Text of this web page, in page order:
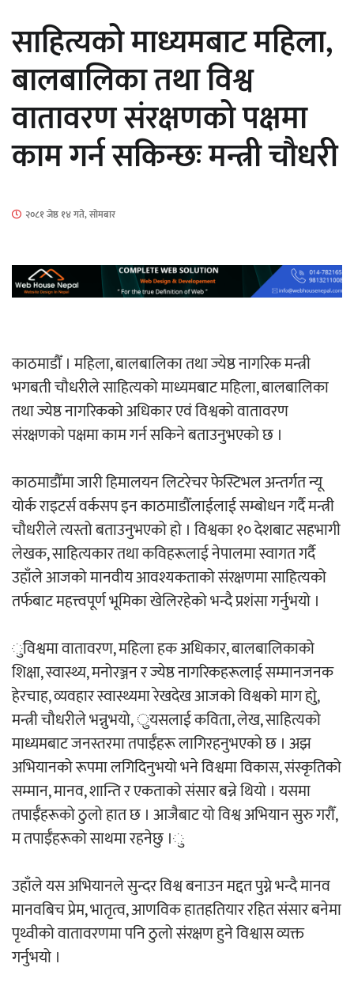
सार्वजनिक
माताकाे नाममा गलत गतिविधि गर्ने थापा प्रहरी
नियन्त्रणमा
‘ईयुमा डट कम’ले बुधबारदेखि आफ्नो
औपचारिक सेवा सञ्चालनमा
हलमा छैन ‘गौँथली’को टिकट
अर्जुन चन्द्रको ‘संवेदनाका प्रतिध्वनि’
मुक्तकसङ्ग्रह लोकार्पण
‘दुर्गा’ निर्माण गर्दै सम्राट
साहित्यको माध्यमबाट महिला,
बालबालिका तथा विश्व
वातावरण संरक्षणको पक्षमा
काम गर्न सकिन्छः मन्त्री चौधरी
२०८१ जेष्ठ १४ गते, सोमबार
काठमाडौँ । महिला, बालबालिका तथा ज्येष्ठ नागरिक मन्त्री
भगबती चौधरीले साहित्यको माध्यमबाट महिला, बालबालिका
तथा ज्येष्ठ नागरिकको अधिकार एवं विश्वको वातावरण
संरक्षणको पक्षमा काम गर्न सकिने बताउनुभएको छ ।
काठमाडौँमा जारी हिमालयन लिटरेचर फेस्टिभल अन्तर्गत न्यू
योर्क राइटर्स वर्कसप इन काठमाडौँलाईलाई सम्बोधन गर्दै मन्त्री
चौधरीले त्यस्तो बताउनुभएको हो । विश्वका १० देशबाट सहभागी
लेखक, साहित्यकार तथा कविहरूलाई नेपालमा स्वागत गर्दै
उहाँले आजको मानवीय आवश्यकताको संरक्षणमा साहित्यको
तर्फबाट महत्त्वपूर्ण भूमिका खेलिरहेको भन्दै प्रशंसा गर्नुभयो ।
ुविश्वमा वातावरण, महिला हक अधिकार, बालबालिकाको
शिक्षा, स्वास्थ्य, मनोरञ्जन र ज्येष्ठ नागरिकहरूलाई सम्मानजनक
हेरचाह, व्यवहार स्वास्थ्यमा रेखदेख आजको विश्वको माग होु,
मन्त्री चौधरीले भन्नुभयो, ुयसलाई कविता, लेख, साहित्यको
माध्यमबाट जनस्तरमा तपाईँहरू लागिरहनुभएको छ । अझ
अभियानको रूपमा लगिदिनुभयो भने विश्वमा विकास, संस्कृतिको
सम्मान, मानव, शान्ति र एकताको संसार बन्ने थियो । यसमा
तपाईँहरूको ठुलो हात छ । आजैबाट यो विश्व अभियान सुरु गरौँ,
म तपाईँहरूको साथमा रहनेछु ।ु
उहाँले यस अभियानले सुन्दर विश्व बनाउन मद्दत पुग्ने भन्दै मानव
मानवबिच प्रेम, भातृत्व, आणविक हातहतियार रहित संसार बनेमा
पृथ्वीको वातावरणमा पनि ठुलो संरक्षण हुने विश्वास व्यक्त
गर्नुभयो ।